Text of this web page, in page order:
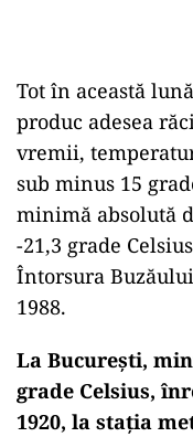
Tot în această
produc adesea
vremii,
sub minus 15
minimă absolută
-21,3 grade
Întorsura
1988.
La Bucureşti,
grade Celsius,
1920, la staţia